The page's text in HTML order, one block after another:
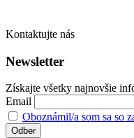
Kontaktujte nás
Newsletter
Získajte všetky najnovšie
Email
Oboznámil/a som sa so